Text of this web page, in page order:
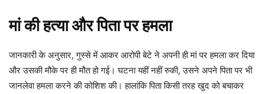
मां की हत्या और पिता पर हमला
जानकारी के अनुसार, गुस्से में आकर आरोपी बेटे ने अपनी ही मां पर हमला कर दिया
और उसकी मौके पर ही मौत हो गई। घटना यहीं नहीं रुकी, उसने अपने पिता पर भी
जानलेवा हमला करने की कोशिश की। हालांकि पिता किसी तरह खुद को बचाकर